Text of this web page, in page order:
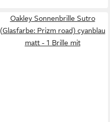
Oakley Sonnenbrille Sutro
(Glasfarbe: Prizm road) cyanblau
matt - 1 Brille mit